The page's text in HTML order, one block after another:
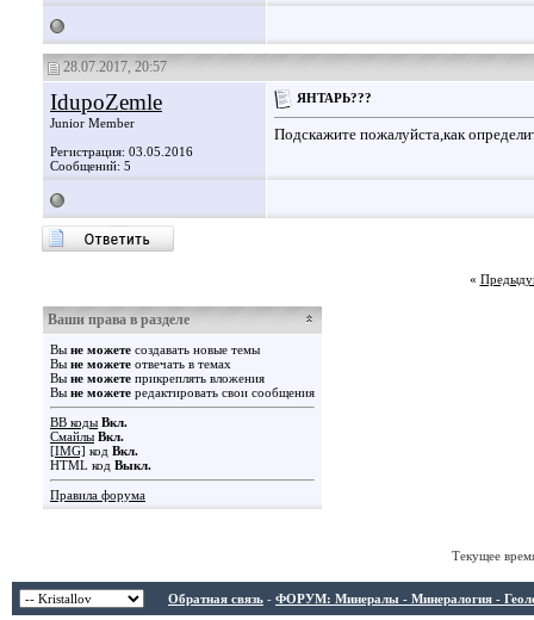
28.07.2017, 20:57
IdupoZemle
Junior Member
Регистрация: 03.05.2016
Сообщений: 5
ЯНТАРЬ???
Подскажите пожалуйста,как
«
Ваши права в разделе
Вы не можете создавать новые темы
Вы не можете отвечать в темах
Вы не можете прикреплять вложения
Вы не можете редактировать свои сообщения
BB коды Вкл.
Смайлы Вкл.
[IMG] код Вкл.
HTML код Выкл.
Правила форума
Текущее
Обратная связь - ФОРУМ: Минералы - Минералогия -